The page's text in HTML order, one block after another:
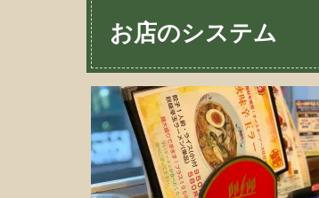
お店のシステム